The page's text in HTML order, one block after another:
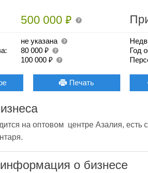
500 000₽
не указана
80 000₽
100 000₽
Год
Печать
на оптовом  центре Азалия,
о бизнесе